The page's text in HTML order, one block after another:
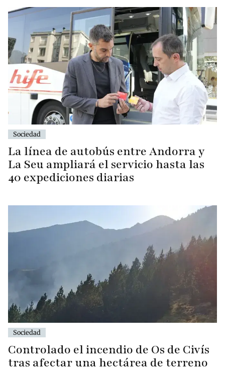
Sociedad
La línea de autobús entre Andorra y
La Seu ampliará el servicio hasta las
40 expediciones diarias
Sociedad
Controlado el incendio de Os de Civís
tras afectar una hectárea de terreno